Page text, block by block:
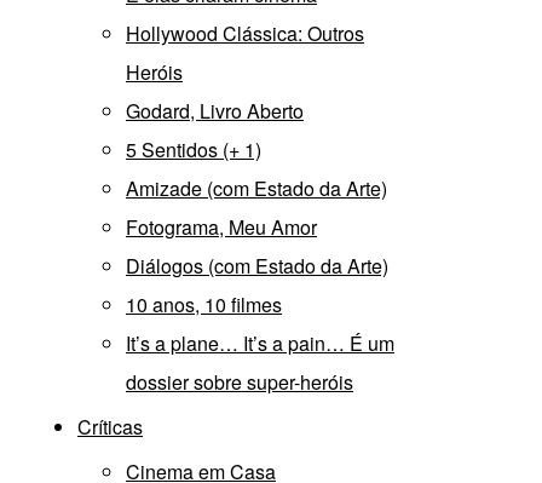
Hollywood Clássica: Outros
Heróis
Godard, Livro Aberto
5 Sentidos (+ 1)
Amizade (com Estado da Arte)
Fotograma, Meu Amor
Diálogos (com Estado da Arte)
10 anos, 10 filmes
It’s a plane… It’s a pain… É um
dossier sobre super-heróis
Críticas
Cinema em Casa